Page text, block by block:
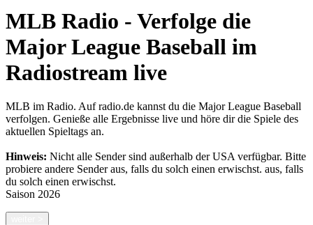
MLB Radio - Verfolge die
Major League Baseball im
Radiostream live
MLB im Radio. Auf radio.de kannst du die Major League Baseball
verfolgen. Genieße alle Ergebnisse live und höre dir die Spiele des
aktuellen Spieltags an.
Hinweis: Nicht alle Sender sind außerhalb der USA verfügbar. Bitte
probiere andere Sender aus, falls du solch einen erwischst. aus, falls
du solch einen erwischst.
Saison 2026